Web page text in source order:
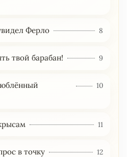
Ферло 8
твой барабан! 9
10
11
в точку 12